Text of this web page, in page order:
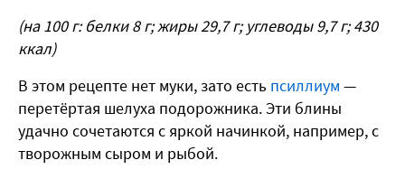
(на 100 г: белки 8 г; жиры 29,7 г; углеводы 9,7 г; 430
ккал)
В этом рецепте нет муки, зато есть псиллиум —
перетёртая шелуха подорожника. Эти блины
удачно сочетаются с яркой начинкой, например, с
творожным сыром и рыбой.